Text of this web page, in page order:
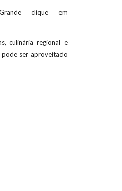
clique em
culinária regional e
pode ser aproveitado